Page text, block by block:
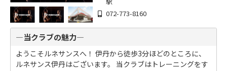
072-773-8160
―当クラブの魅力―
ようこそルネサンスへ！ 伊丹から徒歩3分ほどのところに、
ルネサンス伊丹はございます。 当クラブはトレーニングをす